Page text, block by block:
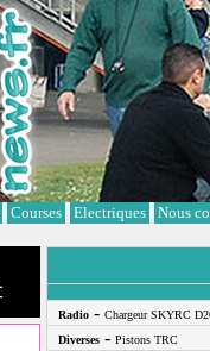
Courses Electriques Nous
Radio - Chargeur SKYRC
Diverses - Pistons TRC